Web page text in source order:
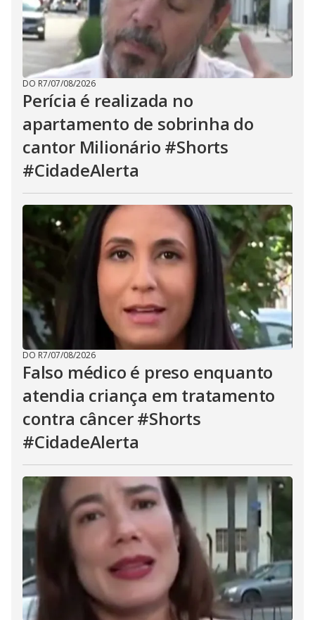
DO R7/07/08/2026
Perícia é realizada no
apartamento de sobrinha do
cantor Milionário #Shorts
#CidadeAlerta
DO R7/07/08/2026
Falso médico é preso enquanto
atendia criança em tratamento
contra câncer #Shorts
#CidadeAlerta